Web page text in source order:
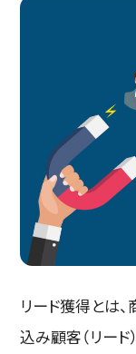
リード獲得とは
込み顧客（リー